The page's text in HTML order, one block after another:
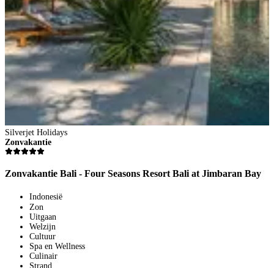
Silverjet Holidays
Zonvakantie
Zonvakantie Bali - Four Seasons Resort Bali at Jimbaran Bay
Indonesië
Zon
Uitgaan
Welzijn
Cultuur
Spa en Wellness
Culinair
Strand